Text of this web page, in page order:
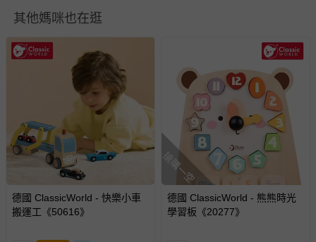
您所購買的商品享有7天的鑑賞期／猶豫期權益，但此期間
並非試用期，您所退回的商品必須是未經使用的全新狀態，
包含完整包裝、配件、說明文件及贈品等。
如需退換貨，請於收到商品7天（含例假日內提出），如為
瑕疵退換貨所產生的運費，將由媽咪愛負責處理，若非瑕疵
退貨，您可至『查詢訂單』>『已出貨』中查詢該筆訂單，
並點選『我要退貨』即可進行申請。若有相關退貨問題，請
至媽咪愛LINE@客服ID: @mamilove我們將依序為您處理
與服務，謝謝。
針對滿件折/滿額贈…等活動，如因部份退貨，而該訂單保
留商品未達活動門檻，將以原價計算，活動贈品亦需一併退
其他媽咪也在逛
德國 ClassicWorld - 快樂小車
搬運工《50616》
搶購一空
德國 ClassicWorld - 熊熊時光
學習板《20277》